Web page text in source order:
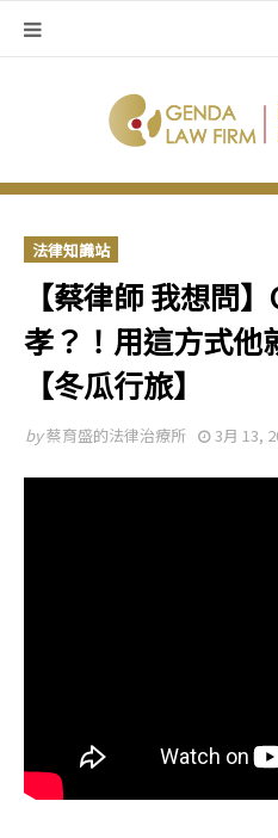
法律知識站
【蔡律師 我想問
孝？！用這方式他
【冬瓜行旅】
by蔡育盛的法律治療所 3月 13,